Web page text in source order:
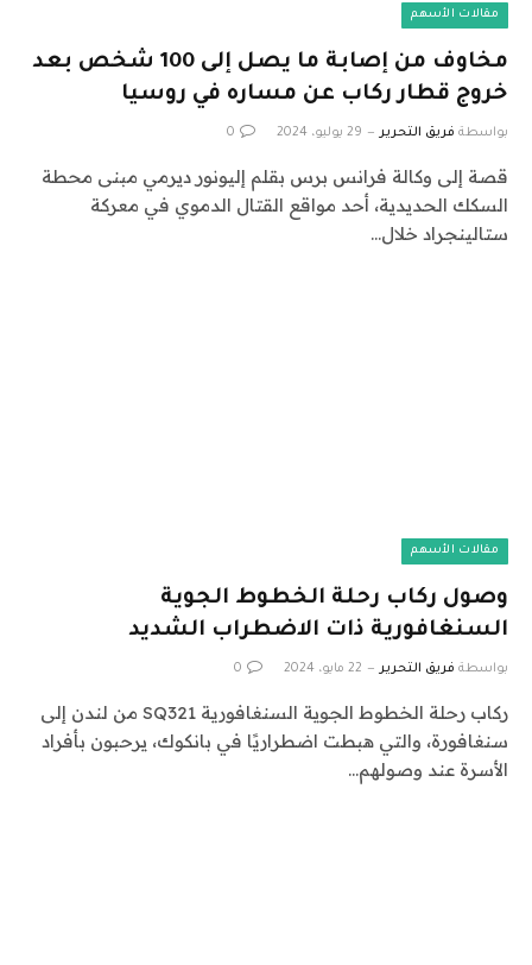
مقالات الأسهم
مخاوف من إصابة ما يصل إلى 100 شخص بعد
خروج قطار ركاب عن مساره في روسيا
بواسطة فريق التحرير 29 يوليو، 2024 0
قصة إلى وكالة فرانس برس بقلم إليونور ديرمي مبنى محطة
السكك الحديدية، أحد مواقع القتال الدموي في معركة
ستالينجراد خلال…
مقالات الأسهم
وصول ركاب رحلة الخطوط الجوية
السنغافورية ذات الاضطراب الشديد
بواسطة فريق التحرير 22 مايو، 2024 0
ركاب رحلة الخطوط الجوية السنغافورية SQ321 من لندن إلى
سنغافورة، والتي هبطت اضطراريًا في بانكوك، يرحبون بأفراد
الأسرة عند وصولهم…